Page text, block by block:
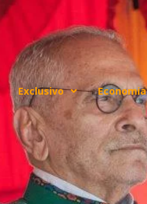
Exclusivo Economia